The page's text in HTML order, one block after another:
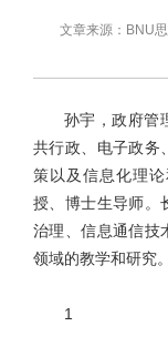
文章来源：BNU
孙宇，政府管
共行政、电子政务
策以及信息化理
授、博士生导师。
治理、信息通信技
领域的教学和研究。
1